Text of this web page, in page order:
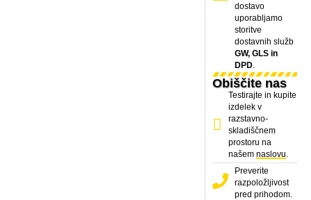
dostavo
uporabljamo
storitve
dostavnih služb
GW, GLS in
DPD.
Obiščite nas
Testirajte in kupite
izdelek v
razstavno-
skladiščnem
prostoru na
našem naslovu
Preverite
razpoložljivost
pred prihodom.